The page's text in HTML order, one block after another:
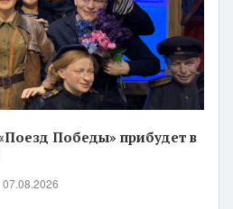
Победы» прибудет в
07.08.2026